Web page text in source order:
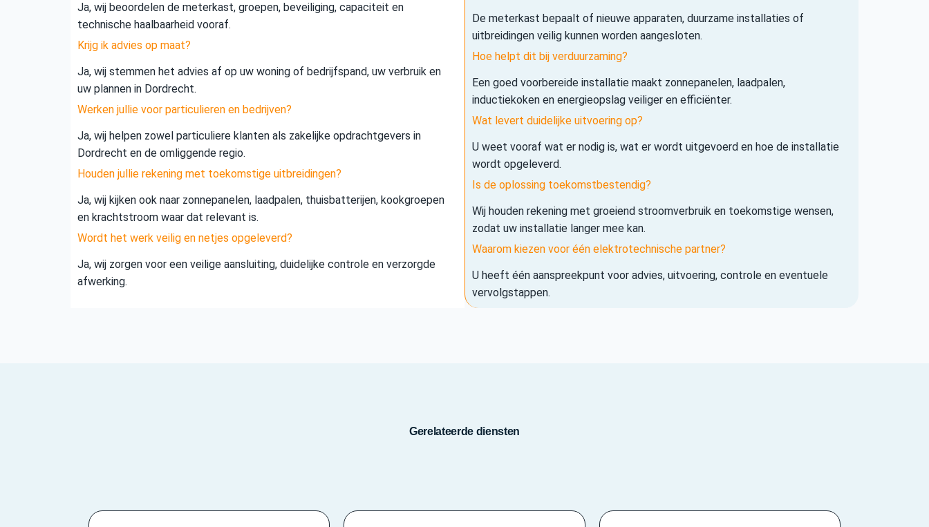
Ja, wij beoordelen de meterkast, groepen, beveiliging, capaciteit en
technische haalbaarheid vooraf.
Krijg ik advies op maat?
Ja, wij stemmen het advies af op uw woning of bedrijfspand, uw verbruik en
uw plannen in Dordrecht.
Werken jullie voor particulieren en bedrijven?
Ja, wij helpen zowel particuliere klanten als zakelijke opdrachtgevers in
Dordrecht en de omliggende regio.
Houden jullie rekening met toekomstige uitbreidingen?
Ja, wij kijken ook naar zonnepanelen, laadpalen, thuisbatterijen, kookgroepen
en krachtstroom waar dat relevant is.
Wordt het werk veilig en netjes opgeleverd?
Ja, wij zorgen voor een veilige aansluiting, duidelijke controle en verzorgde
afwerking.
De meterkast bepaalt of nieuwe apparaten, duurzame installaties of
uitbreidingen veilig kunnen worden aangesloten.
Hoe helpt dit bij verduurzaming?
Een goed voorbereide installatie maakt zonnepanelen, laadpalen,
inductiekoken en energieopslag veiliger en efficiënter.
Wat levert duidelijke uitvoering op?
U weet vooraf wat er nodig is, wat er wordt uitgevoerd en hoe de installatie
wordt opgeleverd.
Is de oplossing toekomstbestendig?
Wij houden rekening met groeiend stroomverbruik en toekomstige wensen,
zodat uw installatie langer mee kan.
Waarom kiezen voor één elektrotechnische partner?
U heeft één aanspreekpunt voor advies, uitvoering, controle en eventuele
vervolgstappen.
Gerelateerde diensten